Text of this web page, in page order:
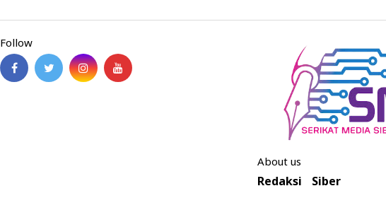
Follow
About us
Redaksi Siber